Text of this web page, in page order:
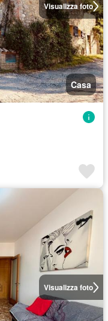
Visualizza foto
Casa
Visualizza foto